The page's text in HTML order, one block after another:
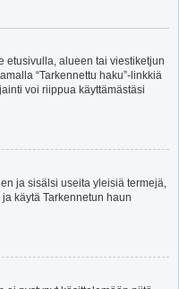
etusivulla, alueen tai viestiketjun
“Tarkennettu haku”-linkkiä
voi riippua käyttämästäsi
ja sisälsi useita yleisiä termejä,
käytä Tarkennetun haun